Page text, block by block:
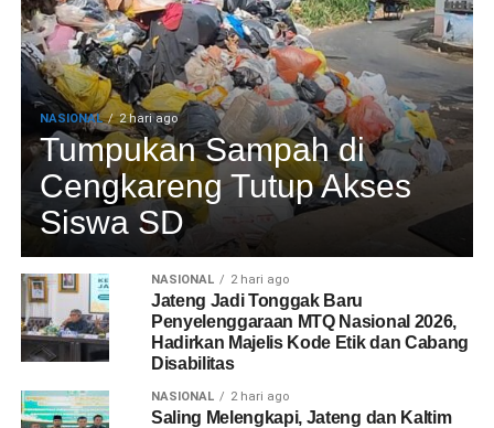
NASIONAL 2 hari ago
Tumpukan Sampah di
Cengkareng Tutup Akses
Siswa SD
NASIONAL 2 hari ago
Jateng Jadi Tonggak Baru
Penyelenggaraan MTQ Nasional 2026,
Hadirkan Majelis Kode Etik dan Cabang
Disabilitas
NASIONAL 2 hari ago
Saling Melengkapi, Jateng dan Kaltim